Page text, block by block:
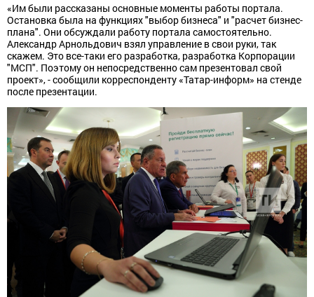
«Им были рассказаны основные моменты работы портала.
Остановка была на функциях "выбор бизнеса" и "расчет бизнес-
плана". Они обсуждали работу портала самостоятельно.
Александр Арнольдович взял управление в свои руки, так
скажем. Это все-таки его разработка, разработка Корпорации
"МСП". Поэтому он непосредственно сам презентовал свой
проект», - сообщили корреспонденту «Татар-информ» на стенде
после презентации.